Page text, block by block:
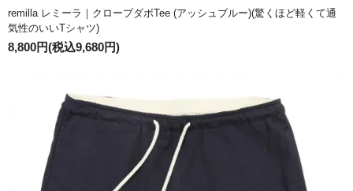
remilla レミーラ｜クロープダボTee (アッシュブルー)(驚くほど軽くて通
気性のいいTシャツ)
8,800円(税込9,680円)